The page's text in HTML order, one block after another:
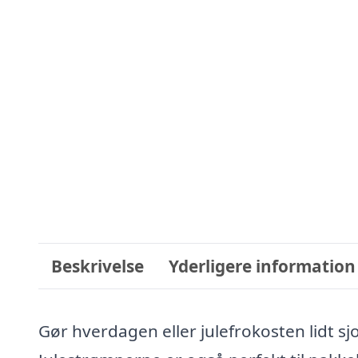
Beskrivelse Yderligere information
Gør hverdagen eller julefrokosten lidt